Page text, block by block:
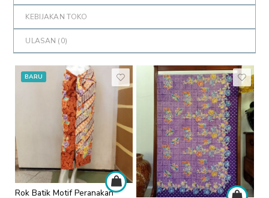
KEBIJAKAN TOKO
ULASAN (0)
BARU
Rok Batik Motif Peranakan